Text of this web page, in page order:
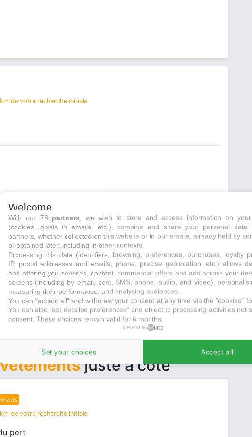
de votre recherche initiale
de votre recherche initiale
D
juste à côté
de votre recherche initiale
port
Welcome
With our 78 partners , we wish to store and access information on
(cookies, pixels in emails, etc.), combine and share your personal data
partners, whether collected on this website or in our emails, already held by
or obtained later, including in other contexts.
Processing this data (identifiers, browsing, preferences, purchases, loyalty
IP, postal addresses and emails, phone, precise geolocation, etc.) allows
and offering you services, content, commercial offers and ads across your
screens (including by email, post, SMS, phone, audio, and video),
measuring their performance, and analysing audiences.
You can "accept all" and withdraw your consent at any time via the "cookies"
You can also "set detailed preferences" and object to processing activities not
consent. These choices remain valid for 6 months.
powered by
Set your choices Accept all